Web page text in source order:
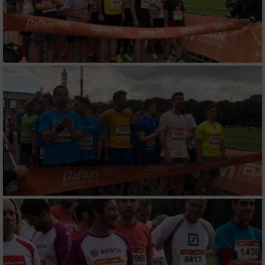
Verwendung reduzierter Daten zur Auswahl
IAB-Besonderheiten:
Verwendung genauer Standortdaten
Geräte anhand von aktiv angeforderten
Informationen identifizieren
Nicht-IAB-Verarbeitungszwecke:
Performance
Funktional